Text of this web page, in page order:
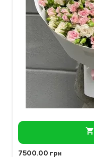
shopping_cart
7500.00 грн